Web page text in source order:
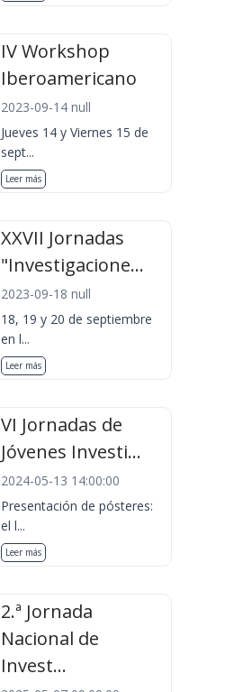
IV Workshop
Iberoamericano
2023-09-14 null
Jueves 14 y Viernes 15 de
sept...
Leer más
XXVII Jornadas
"Investigacione...
2023-09-18 null
18, 19 y 20 de septiembre
en l...
Leer más
VI Jornadas de
Jóvenes Investi...
2024-05-13 14:00:00
Presentación de pósteres:
el l...
Leer más
2.ª Jornada
Nacional de
Invest...